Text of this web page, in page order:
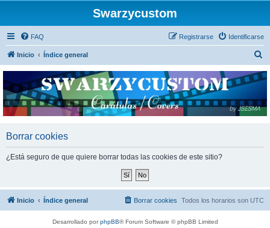
Swarzycustom
FAQ Identificarse
Registrarse
Inicio Índice general
c
Borrar cookies
¿Está seguro de que quiere borrar todas las cookies de este sitio?
Inicio Índice general Todos los horarios son UTC
Borrar cookies
Desarrollado porphpBB® Forum Software © phpBB Limited